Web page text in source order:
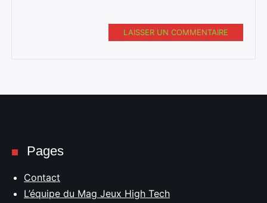
LAISSER UN COMMENTAIRE
Pages
Contact
L’équipe du Mag Jeux High Tech